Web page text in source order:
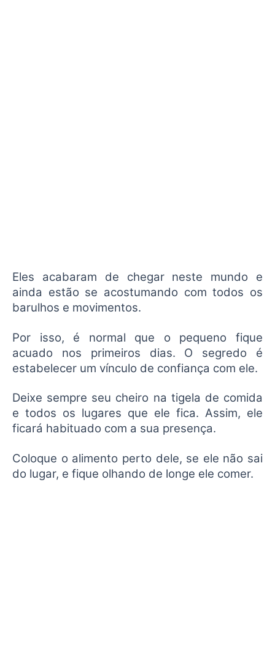
Eles acabaram de chegar neste mundo e
ainda estão se acostumando com todos os
barulhos e movimentos.
Por isso, é normal que o pequeno fique
acuado nos primeiros dias. O segredo é
estabelecer um vínculo de confiança com ele.
Deixe sempre seu cheiro na tigela de comida
e todos os lugares que ele fica. Assim, ele
ficará habituado com a sua presença.
Coloque o alimento perto dele, se ele não sai
do lugar, e fique olhando de longe ele comer.